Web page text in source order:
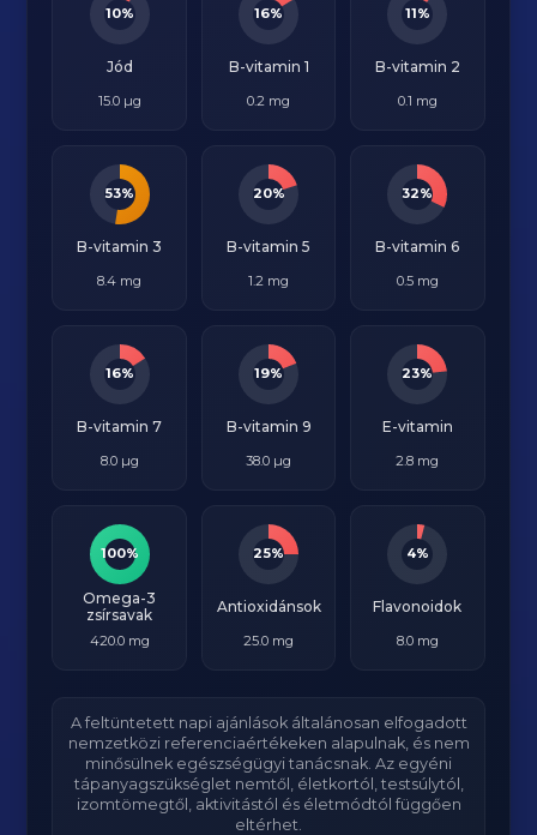
10%
Jód
15.0 µg
16%
B-vitamin 1
0.2 mg
11%
B-vitamin 2
0.1 mg
53%
B-vitamin 3
8.4 mg
20%
B-vitamin 5
1.2 mg
32%
B-vitamin 6
0.5 mg
16%
B-vitamin 7
8.0 µg
19%
B-vitamin 9
38.0 µg
23%
E-vitamin
2.8 mg
100%
Omega-3
zsírsavak
420.0 mg
25%
Antioxidánsok
25.0 mg
4%
Flavonoidok
8.0 mg
A feltüntetett napi ajánlások általánosan elfogadott
nemzetközi referenciaértékeken alapulnak, és nem
minősülnek egészségügyi tanácsnak. Az egyéni
tápanyagszükséglet nemtől, életkortól, testsúlytól,
izomtömegtől, aktivitástól és életmódtól függően
eltérhet.